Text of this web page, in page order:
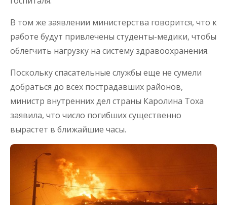
В том же заявлении министерства говорится, что к
работе будут привлечены студенты-медики, чтобы
облегчить нагрузку на систему здравоохранения.
Поскольку спасательные службы еще не сумели
добраться до всех пострадавших районов,
министр внутренних дел страны Каролина Тоха
заявила, что число погибших существенно
вырастет в ближайшие часы.